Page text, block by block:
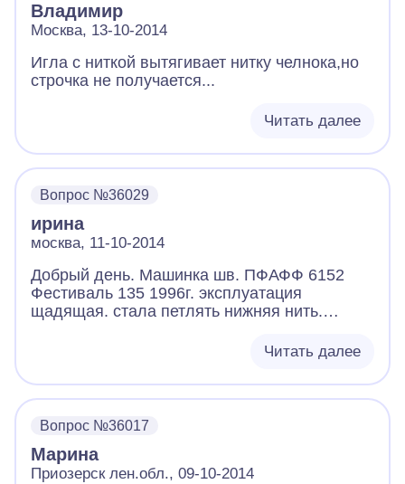
Владимир
Москва, 13-10-2014
Игла с ниткой вытягивает нитку челнока,но
строчка не получается...
Читать далее
Вопрос №36029
ирина
москва, 11-10-2014
Добрый день. Машинка шв. ПФАФФ 6152
Фестиваль 135 1996г. эксплуатация
щадящая. стала петлять нижняя нить.
левую прорезь слева от железной пластины
(извините не знаю как назвать) , затем
обвожу вокруг выступа и по правой прорези
вверх ,вниз и дальше по схеме. НО машинка
стала петлять.Попробовала заправить нить
в левую прорезь справа от железной
Читать далее
Вопрос №36017
Марина
Приозерск лен.обл., 09-10-2014